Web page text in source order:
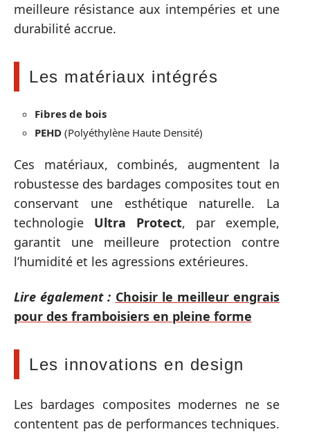
meilleure résistance aux intempéries et une
durabilité accrue.
Les matériaux intégrés
Fibres de bois
PEHD (Polyéthylène Haute Densité)
Ces matériaux, combinés, augmentent la
robustesse des bardages composites tout en
conservant une esthétique naturelle. La
technologie Ultra Protect, par exemple,
garantit une meilleure protection contre
l’humidité et les agressions extérieures.
Lire également : Choisir le meilleur engrais
pour des framboisiers en pleine forme
Les innovations en design
Les bardages composites modernes ne se
contentent pas de performances techniques.